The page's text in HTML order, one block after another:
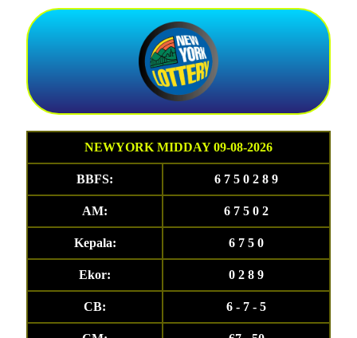
NEWYORK MIDDAY 09-08-2026
BBFS: 6 7 5 0 2 8 9
AM: 6 7 5 0 2
Kepala: 6 7 5 0
Ekor: 0 2 8 9
CB: 6 - 7 - 5